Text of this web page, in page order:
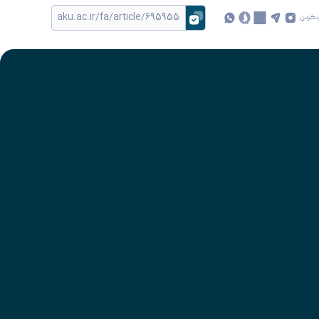
کردن